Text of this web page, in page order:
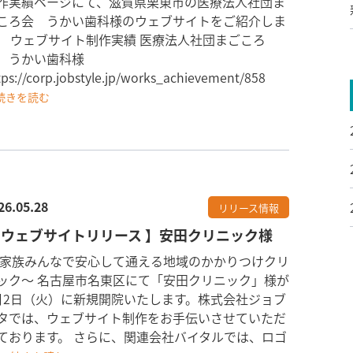
ろ会 うかい歯科様のウェブサイトをご紹介しま
ウェブサイト制作実績 医療法人社団まごころ
かい歯科様
corp.jobstyle.jp/works_achievement/858
きを読む
リリース情報
ェブサイトリリース 】安田クリニック様
族みんなで安心して通える地域のかかりつけクリ
ク〜 名古屋市名東区にて「安田クリニック」様が
日（火）に新規開院いたします。株式会社ジョブ
では、ウェブサイト制作をお手伝いさせていただ
おります。 さらに、関連会社バイタルでは、ロゴ